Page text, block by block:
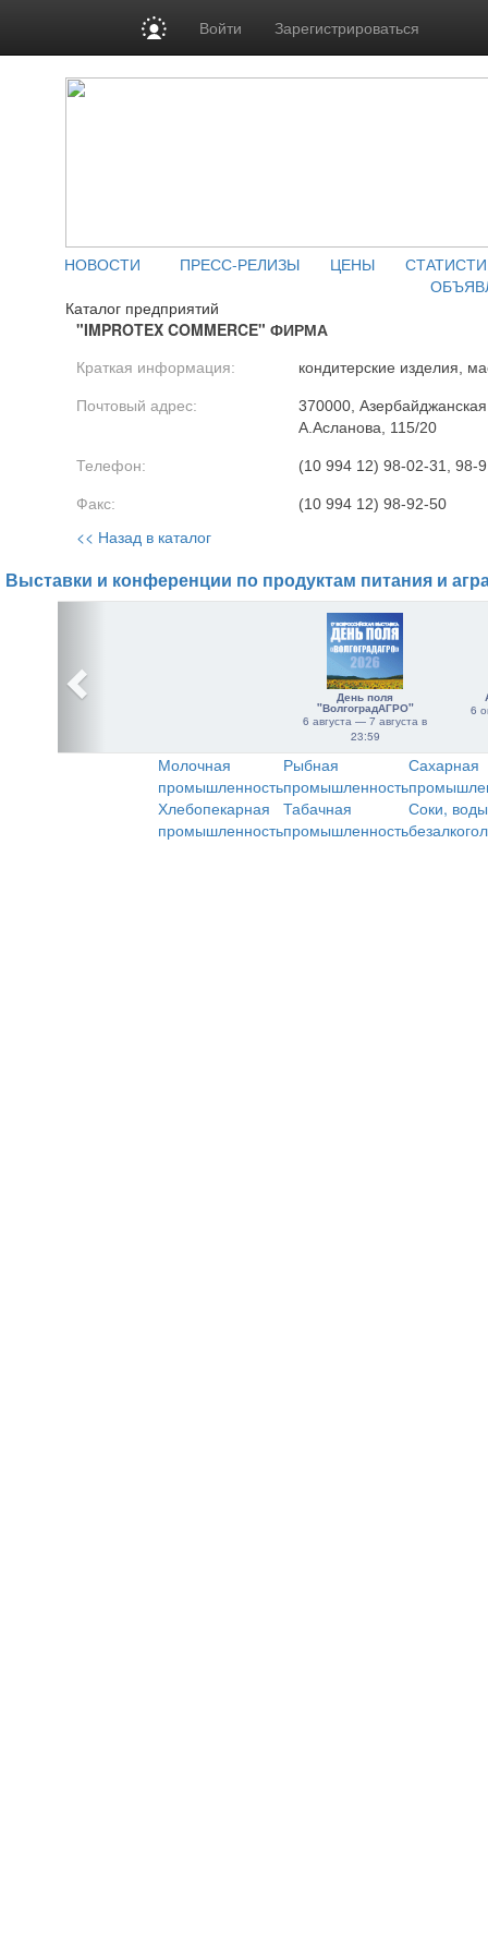
Войти Зарегистрироваться
НОВОСТИ ПРЕСС-РЕЛИЗЫ ЦЕНЫ
Каталог предприятий
"IMPROTEX COMMERCE" ФИРМА
Краткая информация: кондитерские изделия,
Почтовый адрес:
370000, Азербайджанская
А.Асланова, 115/20
Телефон: (10 994 12) 98-02-31, 98-
Факс: (10 994 12) 98-92-50
<< Назад в каталог
Выставки и конференции по продуктам питания и
День поля
"ВолгоградАГРО"
6 августа — 7 августа в
23:59
6
Молочная
промышленность
Рыбная
промышленность
Сахарная
Хлебопекарная
промышленность
Табачная
промышленность
Соки,